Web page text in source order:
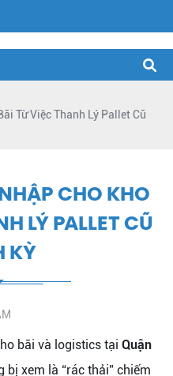
Từ Việc Thanh Lý Pallet Cũ
CHO KHO
LÝ PALLET CŨ
KỲ
bãi và logistics tại Quận
bị xem là “rác thải” chiếm